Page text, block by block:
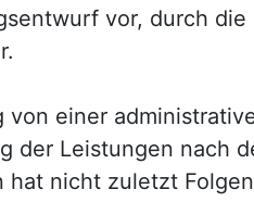
vor, durch
von einer
der Leistungen nach
hat nicht zuletzt